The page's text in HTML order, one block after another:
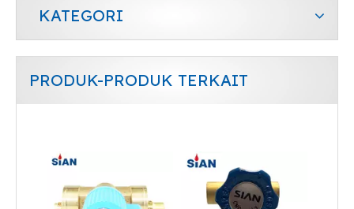
KATEGORI
PRODUK-PRODUK TERKAIT
Katup CNG Silinder